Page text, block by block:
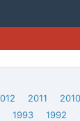
2011 2010
1993 1992